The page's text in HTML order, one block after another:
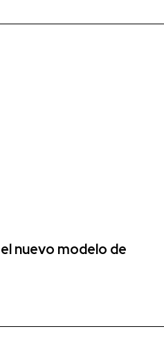
nuevo modelo de